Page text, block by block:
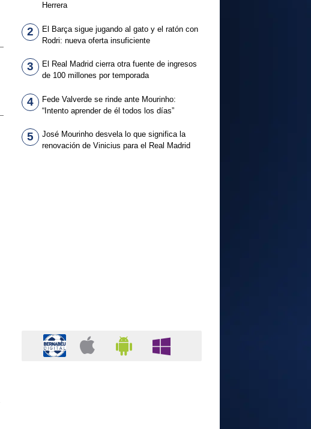
Herrera
2
El Barça sigue jugando al gato y el ratón con
Rodri: nueva oferta insuficiente
3
El Real Madrid cierra otra fuente de ingresos
de 100 millones por temporada
4
Fede Valverde se rinde ante Mourinho:
“Intento aprender de él todos los días”
5
José Mourinho desvela lo que significa la
renovación de Vinicius para el Real Madrid